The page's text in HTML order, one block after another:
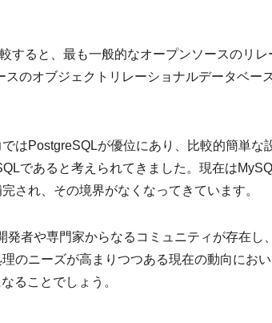
すると、最も一般的なオープンソースのリ
のオブジェクトリレーショナルデータベー
はPostgreSQLが優位にあり、比較的簡単な
であると考えられてきました。現在は
され、その境界がなくなってきています。
者や専門家からなるコミュニティが存在し
のニーズが高まりつつある現在の動向にお
ることでしょう。